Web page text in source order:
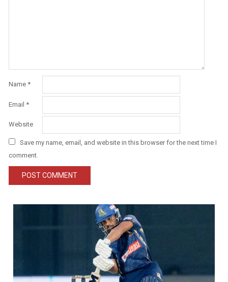
Name *
Email *
Website
Save my name, email, and website in this browser for the next time I
comment.